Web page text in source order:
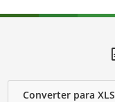
Converter para XLS